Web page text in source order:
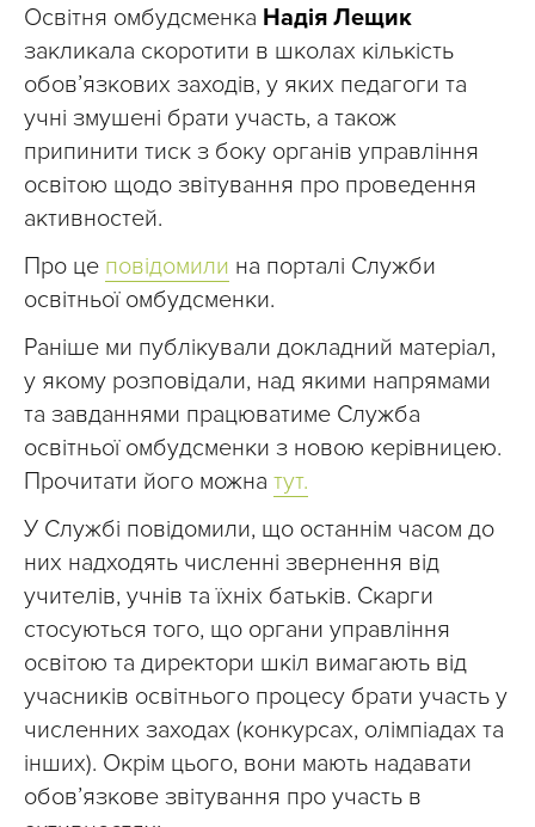
Освітня омбудсменка Надія Лещик
закликала скоротити в школах кількість
обов’язкових заходів, у яких педагоги та
учні змушені брати участь, а також
припинити тиск з боку органів управління
освітою щодо звітування про проведення
активностей.
Про це повідомили на порталі Служби
освітньої омбудсменки.
Раніше ми публікували докладний матеріал,
у якому розповідали, над якими напрямами
та завданнями працюватиме Служба
освітньої омбудсменки з новою керівницею.
Прочитати його можна тут.
У Службі повідомили, що останнім часом до
них надходять численні звернення від
учителів, учнів та їхніх батьків. Скарги
стосуються того, що органи управління
освітою та директори шкіл вимагають від
учасників освітнього процесу брати участь у
численних заходах (конкурсах, олімпіадах та
інших). Окрім цього, вони мають надавати
обов’язкове звітування про участь в